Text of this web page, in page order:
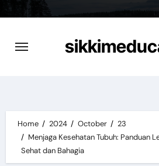
content
Home 2024 October
23
Menjaga Kesehatan Tubuh: Panduan
Sehat dan Bahagia